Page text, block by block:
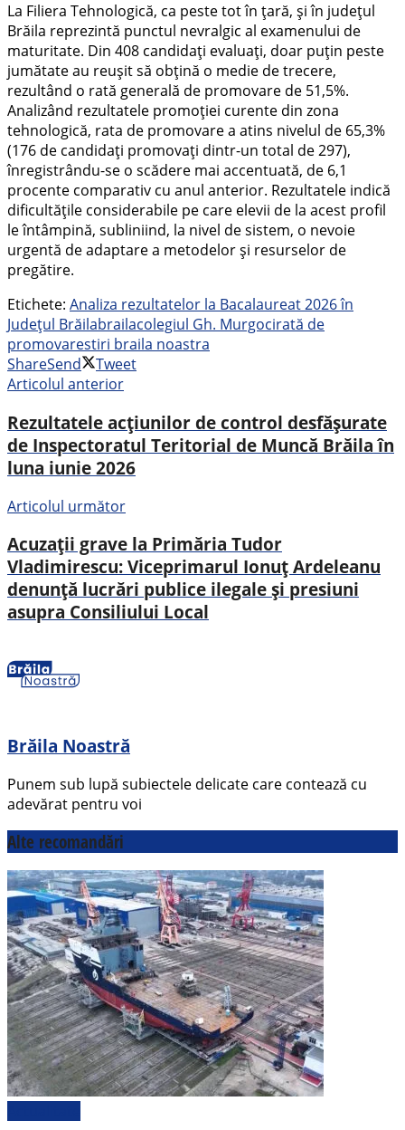
La Filiera Tehnologică, ca peste tot în țară, și în județul
Brăila reprezintă punctul nevralgic al examenului de
maturitate. Din 408 candidați evaluați, doar puțin peste
jumătate au reușit să obțină o medie de trecere,
rezultând o rată generală de promovare de 51,5%.
Analizând rezultatele promoției curente din zona
tehnologică, rata de promovare a atins nivelul de 65,3%
(176 de candidați promovați dintr-un total de 297),
înregistrându-se o scădere mai accentuată, de 6,1
procente comparativ cu anul anterior. Rezultatele indică
dificultățile considerabile pe care elevii de la acest profil
le întâmpină, subliniind, la nivel de sistem, o nevoie
urgentă de adaptare a metodelor și resurselor de
pregătire.
Etichete: Analiza rezultatelor la Bacalaureat 2026 în
Județul Brăilabrailacolegiul Gh. Murgocirată de
promovarestiri braila noastra
ShareSend
Tweet
Articolul anterior
Rezultatele acțiunilor de control desfășurate
de Inspectoratul Teritorial de Muncă Brăila în
luna iunie 2026
Articolul următor
Acuzații grave la Primăria Tudor
Vladimirescu: Viceprimarul Ionuț Ardeleanu
denunță lucrări publice ilegale și presiuni
asupra Consiliului Local
Brăila Noastră
Punem sub lupă subiectele delicate care contează cu
adevărat pentru voi
Alte recomandări